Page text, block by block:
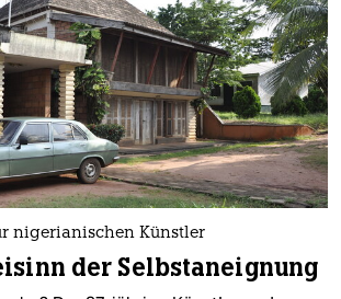
nigerianischen Künstler
der Selbstaneignung